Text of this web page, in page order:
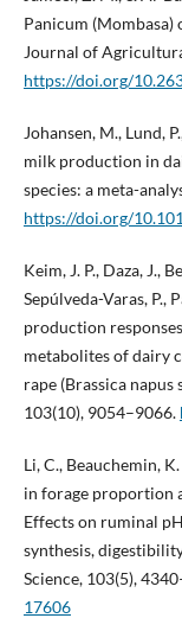
Panicum (Mombasa)
Journal of
https://doi.org/
Johansen, M., Lund,
milk production in
species: a meta-
https://doi.org/
Keim, J. P., Daza, J.,
Sepúlveda-Varas, P.,
production
metabolites of dairy
rape (Brassica napus
103(10), 9054–9066.
Li, C., Beauchemin,
in forage proportion
Effects on ruminal
synthesis,
Science, 103(5),
17606